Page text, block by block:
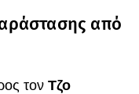
από
τον Τζο